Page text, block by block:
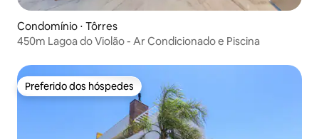
Condomínio ⋅ Tôrres
450m Lagoa do Violão - Ar Condicionado e Piscina
Preferido dos hóspedes
Preferido dos hóspedes